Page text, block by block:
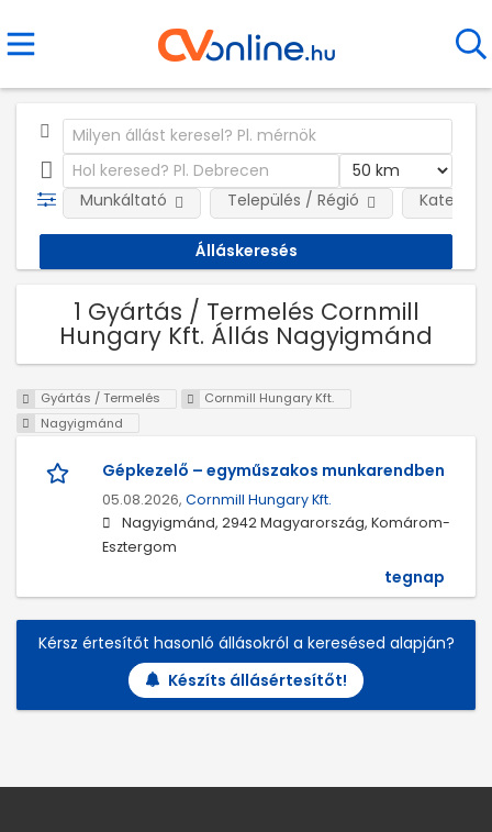
Munkáltató Település / Régió
1 Gyártás / Termelés Cornmill
Hungary Kft. Állás Nagyigmánd
Gyártás / Termelés
Cornmill Hungary Kft.
Nagyigmánd
Gépkezelő – egyműszakos munkarendben
05.08.2026, Cornmill Hungary Kft.
Nagyigmánd, 2942 Magyarország, Komárom-
Esztergom
tegnap
Kérsz értesítőt hasonló állásokról a keresésed alapján?
Készíts állásértesítőt!